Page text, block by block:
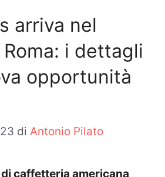
arriva nel
i dettagli
opportunità
di Antonio Pilato
caffetteria americana